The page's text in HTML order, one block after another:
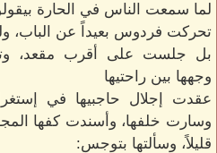
لما سمعت الناس في الحارة
تحركت فردوس بعيداً عن الباب،
بل جلست على أقرب مقعد،
وجهها بين راحتيها
عقدت إجلال حاجبيها في
وسارت خلفها، وأسندت كفها
قليلاً، وسألتها بتوجس: